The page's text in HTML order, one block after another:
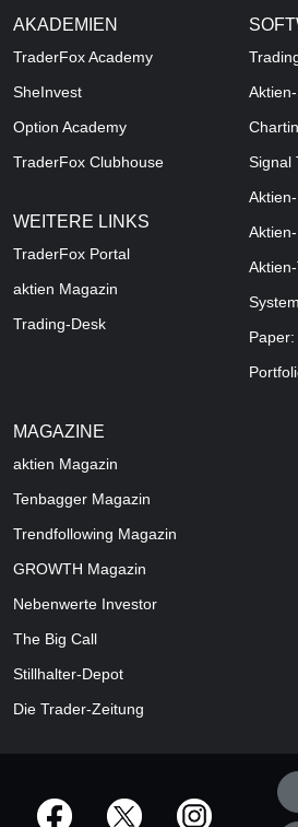
AKADEMIEN
TraderFox Academy
SheInvest
Option Academy
TraderFox Clubhouse
WEITERE LINKS
TraderFox Portal
aktien Magazin
Trading-Desk
Signal
MAGAZINE
aktien Magazin
Tenbagger Magazin
Trendfollowing Magazin
GROWTH Magazin
Nebenwerte Investor
The Big Call
Stillhalter-Depot
Die Trader-Zeitung
offizielle Social Media-Accounts